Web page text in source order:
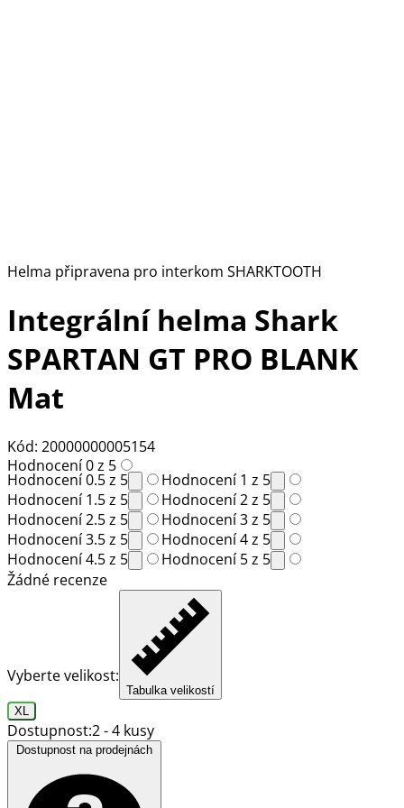
Helma připravena pro interkom SHARKTOOTH
Integrální helma Shark
SPARTAN GT PRO BLANK
Mat
Kód: 20000000005154
Hodnocení 0 z 5
Hodnocení 0.5 z 5
Hodnocení 1 z 5
Hodnocení 1.5 z 5
Hodnocení 2 z 5
Hodnocení 2.5 z 5
Hodnocení 3 z 5
Hodnocení 3.5 z 5
Hodnocení 4 z 5
Hodnocení 4.5 z 5
Hodnocení 5 z 5
Žádné recenze
Vyberte velikost:
Tabulka velikostí
XL
Dostupnost:2 - 4 kusy